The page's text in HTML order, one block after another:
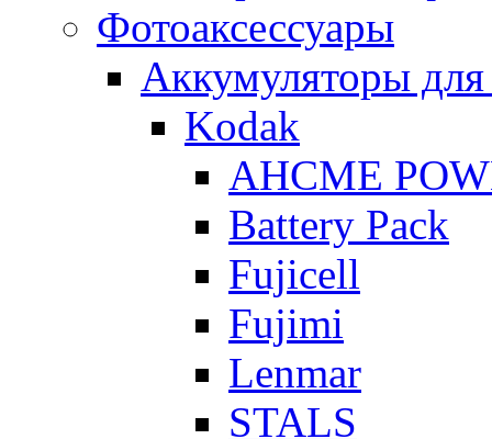
Фотоаксессуары
Аккумуляторы для
Kodak
AHCME
Battery Pack
Fujicell
Fujimi
Lenmar
STALS